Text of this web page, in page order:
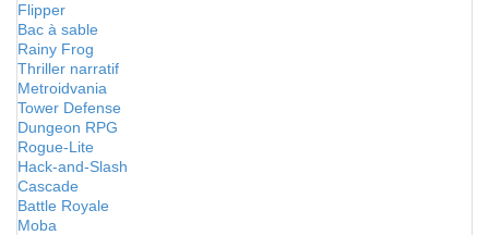
Flipper
Bac à sable
Rainy Frog
Thriller narratif
Metroidvania
Tower Defense
Dungeon RPG
Rogue-Lite
Hack-and-Slash
Cascade
Battle Royale
Moba